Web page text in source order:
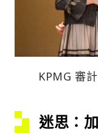
KPMG 審
迷思：